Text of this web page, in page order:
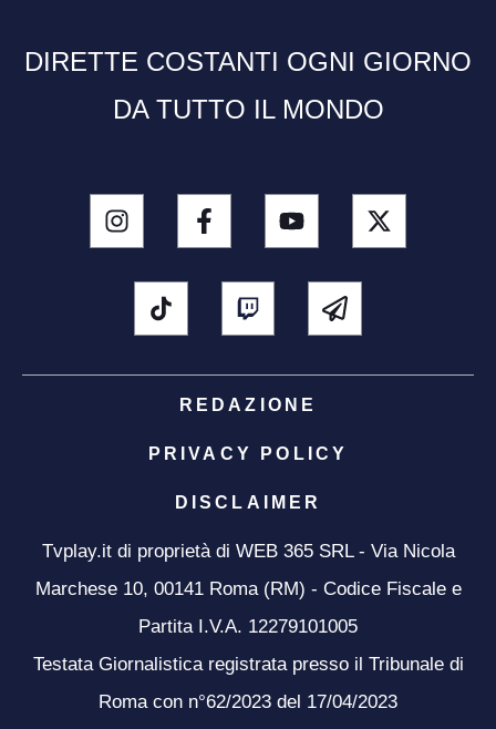
DIRETTE COSTANTI OGNI GIORNO
DA TUTTO IL MONDO
REDAZIONE
PRIVACY POLICY
DISCLAIMER
Tvplay.it di proprietà di WEB 365 SRL - Via Nicola
Marchese 10, 00141 Roma (RM) - Codice Fiscale e
Partita I.V.A. 12279101005
Testata Giornalistica registrata presso il Tribunale di
Roma con n°62/2023 del 17/04/2023